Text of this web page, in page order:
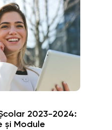
2023-2024:
și Module